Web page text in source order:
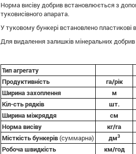
Норма висіву добрив встановлюється з
туковисівного апарата.
У туковому бункері встановлено
Для видалення залишків мінеральних
Тип агрегату
Продуктивність
га/рік
Ширина захоплення
м
Кіл-сть рядків
шт.
Ширина міжряддя
см
Норма висіву
кг/га
Місткість бункерів(суммарна) дм3
Робоча швидкість
км/год